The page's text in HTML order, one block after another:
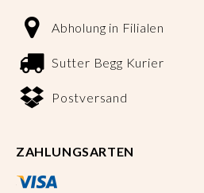
Abholung in Filialen
Sutter Begg Kurier
Postversand
ZAHLUNGSARTEN